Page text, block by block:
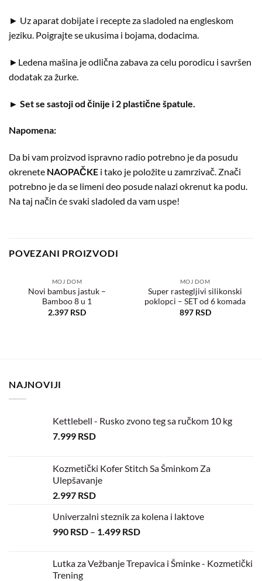
► Uz aparat dobijate i recepte za sladoled na engleskom
jeziku. Poigrajte se ukusima i bojama, dodacima.
►Ledena mašina je odlična zabava za celu porodicu i savršen
dodatak za žurke.
► Set se sastoji od činije i 2 plastične špatule.
Napomena:
Da bi vam proizvod ispravno radio potrebno je da posudu
okrenete NAOPAČKE i tako je položite u zamrzivač. Znači
potrebno je da se limeni deo posude nalazi okrenut ka podu.
Na taj način će svaki sladoled da vam uspe!
POVEZANI PROIZVODI
MOJ DOM
Novi bambus jastuk –
Bamboo 8 u 1
2.397 RSD
Dodaj
MOJ DOM
Super rastegljivi silikonski
poklopci – SET od 6 komada
897 RSD
NAJNOVIJI
Kettlebell - Rusko zvono teg sa ručkom 10 kg
7.999 RSD
Kozmetički Kofer Stitch Sa Šminkom Za
Ulepšavanje
2.997 RSD
Univerzalni steznik za kolena i laktove
990 RSD – 1.499 RSD
Lutka za Vežbanje Trepavica i Šminke - Kozmetički
Trening